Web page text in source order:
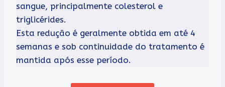
sangue, principalmente colesterol e
triglicérides.
Esta redução é geralmente obtida em até 4
semanas e sob continuidade do tratamento é
mantida após esse período.